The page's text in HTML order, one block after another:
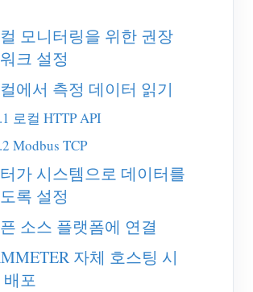
시뮬레이터
량기
지 예측 및 시뮬레이션 시스템
리케이션
광 PV 시스템 에너지 모니터
사용량 모니터
터 제어 시스템
동화
얼 비디오
티
자 프로그램
센터
모니터링을 위한 권장
크 설정
에서 측정 데이터 읽기
로컬 HTTP API
Modbus TCP
가 시스템으로 데이터를
록 설정
소스 플랫폼에 연결
자체 호스팅 시
포